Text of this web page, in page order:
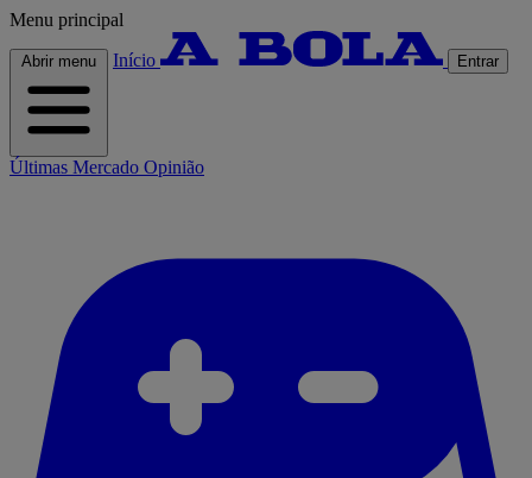
Menu principal
Abrir menu Início Entrar
Últimas Mercado Opinião